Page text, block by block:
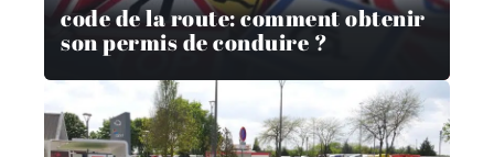
code de la route: comment obtenir
son permis de conduire ?